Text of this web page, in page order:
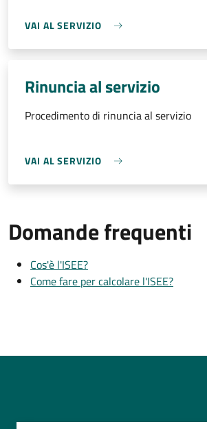
VAI AL SERVIZIO
Rinuncia al servizio
Procedimento di rinuncia al servizio
VAI AL SERVIZIO
Domande frequenti
Cos'è l'ISEE?
Come fare per calcolare l'ISEE?